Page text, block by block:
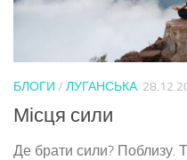
БЛОГИ / ЛУГАНСЬКА
Місця сили
Де брати сили? Поблизу.